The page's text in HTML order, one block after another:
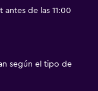
de las 11:00
según el tipo de